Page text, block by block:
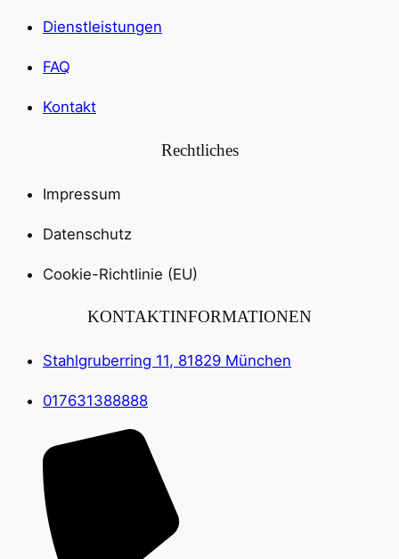
Dienstleistungen
FAQ
Kontakt
Rechtliches
Impressum
Datenschutz
Cookie-Richtlinie (EU)
KONTAKTINFORMATIONEN
Stahlgruberring 11, 81829 München
017631388888